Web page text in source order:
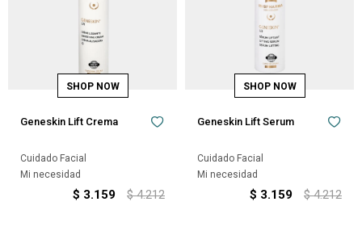
Geneskin Lift Crema
Cuidado Facial
Mi necesidad
$ 3.159 $ 4.212
Geneskin Lift Serum
Cuidado Facial
Mi necesidad
$ 3.159 $ 4.212